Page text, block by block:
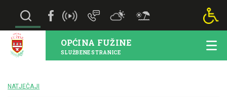
OPĆINA FUŽINE
SLUŽBENE STRANICE
NATJEČAJI